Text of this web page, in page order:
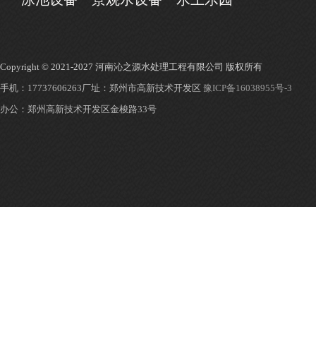
Copyright © 2021-2027 河南沁之源水处理工程有限公司 版权所有
手机：17737606263厂址：郑州市高新技术开发区 豫ICP备16038955号-3
办公：郑州高新技术开发区金梭路33号